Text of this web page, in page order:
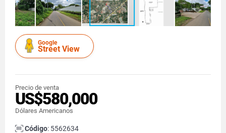
Google
Street View
Precio de venta
US$580,000
Dólares Americanos
Código: 5562634